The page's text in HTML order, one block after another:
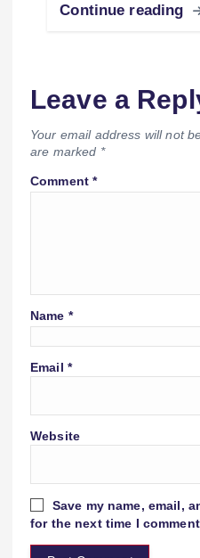
Continue reading
Leave a
Your email address will not
are marked *
Comment*
Name *
Email *
Website
Save my name, email,
for the next time I